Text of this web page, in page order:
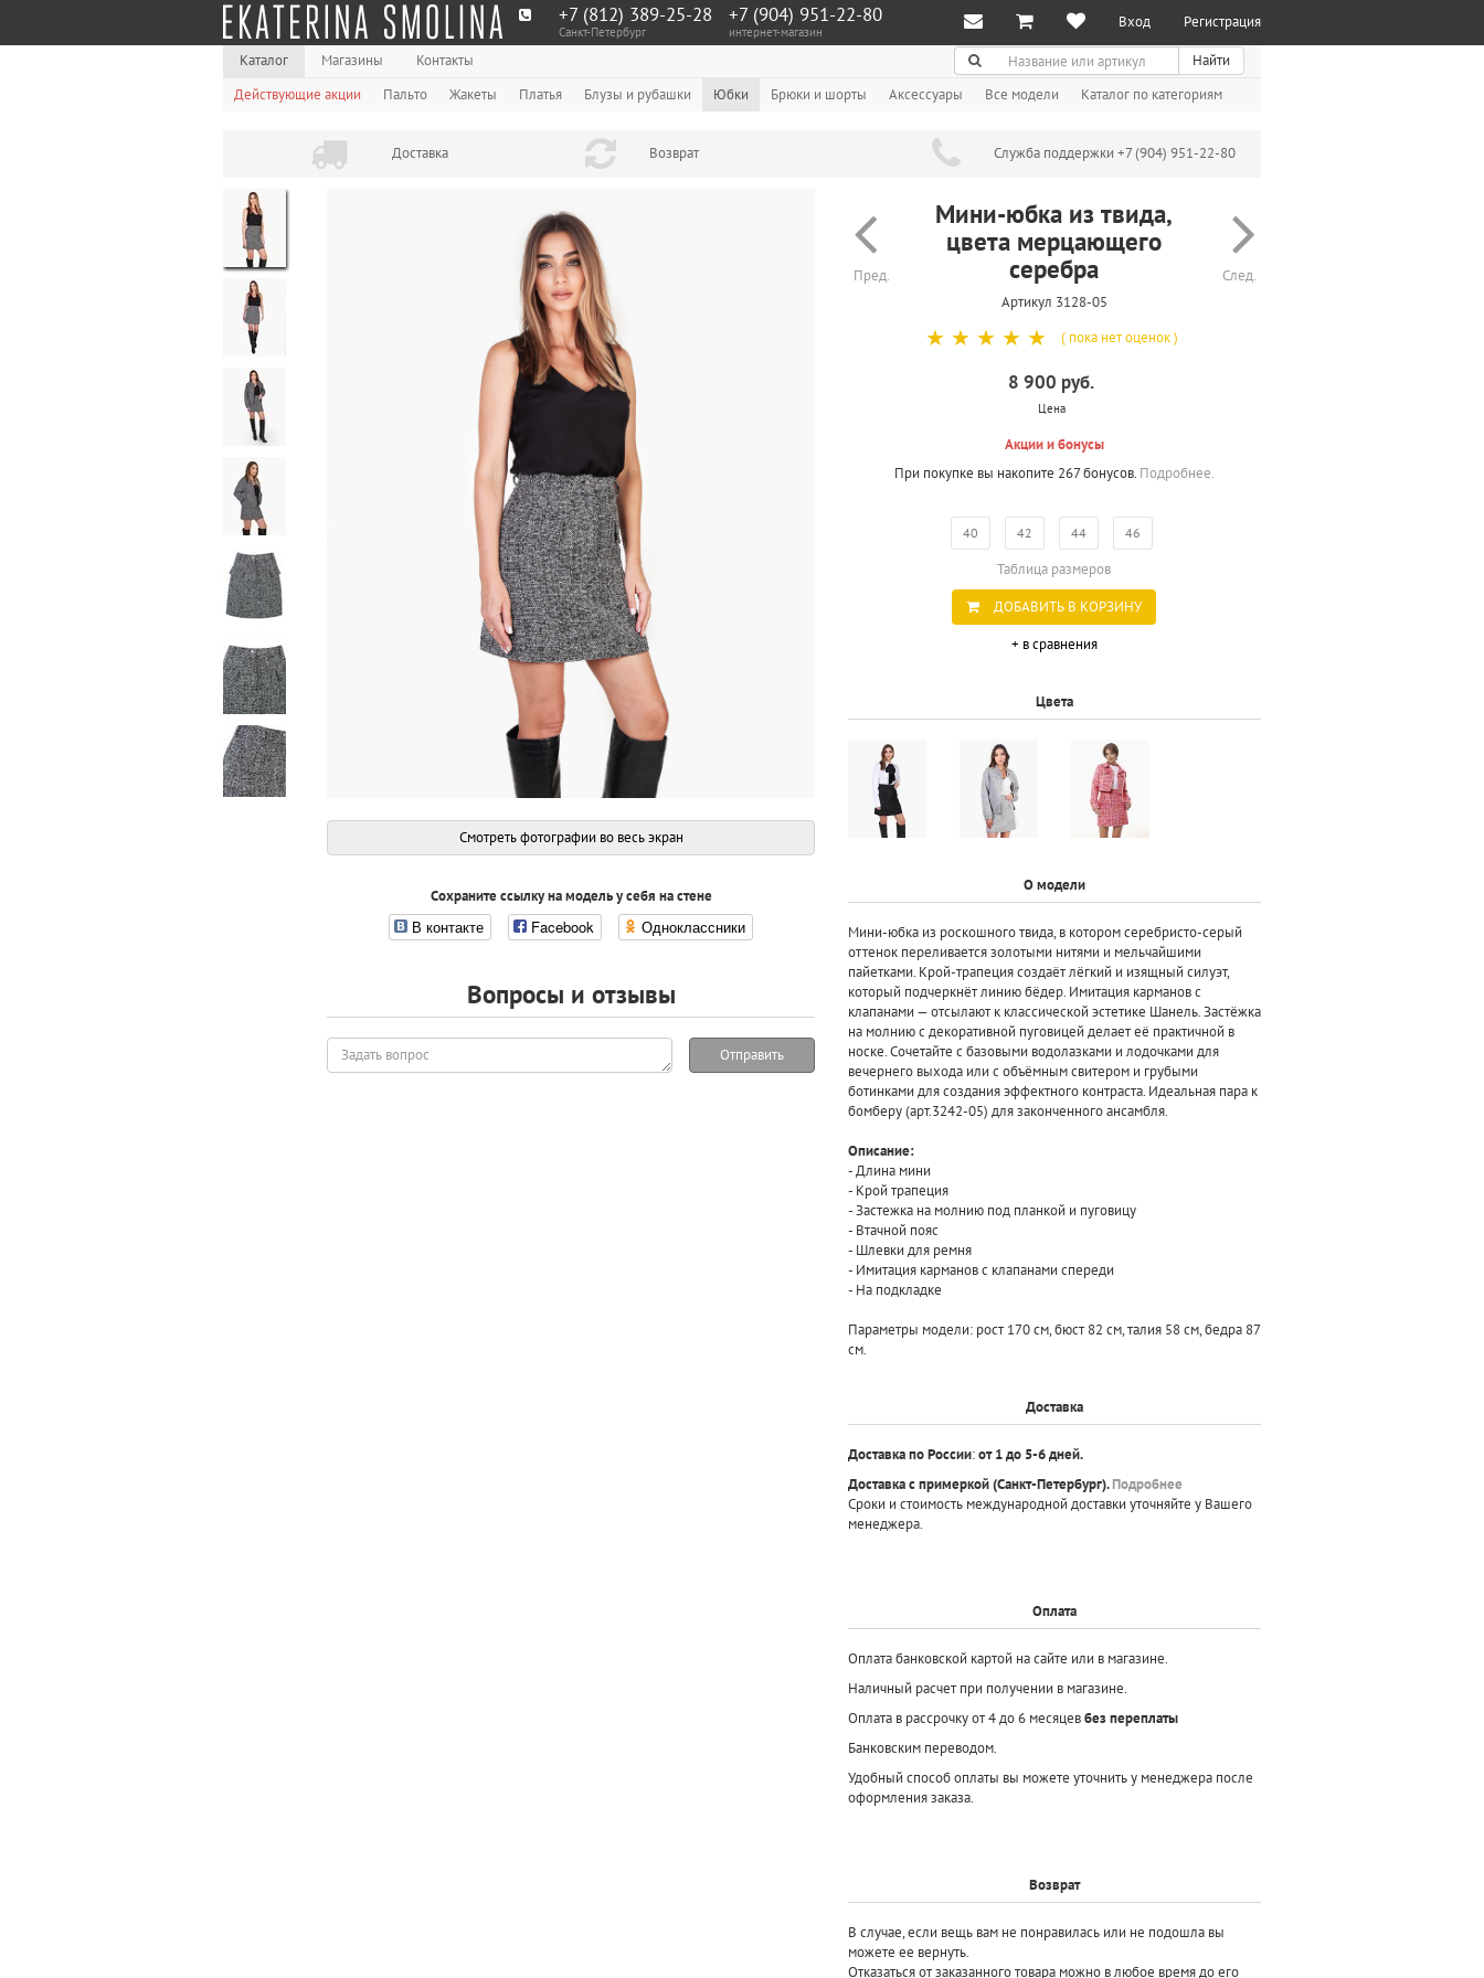
+7 (812) 389-25-28
Санкт-Петербург
+7 (904) 951‑22‑80
интернет-магазин
Вход Регистрация
Каталог Магазины Контакты Поиск
Найти
Действующие акции
Пальто Жакеты Платья Блузы и рубашки Юбки Брюки и шорты Аксессуары Все модели Каталог по категориям
Доставка Возврат Служба поддержки +7 (904) 951-22-80
Смотреть фотографии во весь экран
Сохраните ссылку на модель у себя на стене
В контакте Facebook Одноклассники
Вопросы и отзывы
Задать
вопрос
Отправить
Пред.
Мини-юбка из твида,
цвета мерцающего
серебра
Артикул 3128-05
След.
☆
☆
☆
☆
☆ ( пока нет оценок )
8 900 руб.
Цена
Акции и бонусы
При покупке вы накопите 267 бонусов. Подробнее.
40 42 44 46
Таблица размеров
ДОБАВИТЬ В КОРЗИНУ
+ в сравнения
Цвета
О модели
Мини-юбка из роскошного твида, в котором серебристо-серый
оттенок переливается золотыми нитями и мельчайшими
пайетками. Крой-трапеция создаёт лёгкий и изящный силуэт,
который подчеркнёт линию бёдер. Имитация карманов с
клапанами — отсылают к классической эстетике Шанель. Застёжка
на молнию с декоративной пуговицей делает её практичной в
носке. Сочетайте с базовыми водолазками и лодочками для
вечернего выхода или с объёмным свитером и грубыми
ботинками для создания эффектного контраста. Идеальная пара к
бомберу (арт.3242-05) для законченного ансамбля.
Описание:
- Длина мини
- Крой трапеция
- Застежка на молнию под планкой и пуговицу
- Втачной пояс
- Шлевки для ремня
- Имитация карманов с клапанами спереди
- На подкладке
Параметры модели: рост 170 см, бюст 82 см, талия 58 см, бедра 87
см.
Доставка
Доставка по России:от 1 до 5-6 дней.
Доставка с примеркой(Санкт-Петербург).Подробнее
Сроки и стоимость международной доставки уточняйте у Вашего
менеджера.
Оплата
Оплата банковской картой на сайте или в магазине.
Наличный расчет при получении в магазине.
Оплата в рассрочку от 4 до 6 месяцевбез переплаты
Банковским переводом.
Удобный способ оплаты вы можете уточнить у менеджера после
оформления заказа.
Возврат
В случае, если вещь вам не понравилась или не подошла вы
можете ее вернуть.
Отказаться от заказанного товара можно в любое время до его